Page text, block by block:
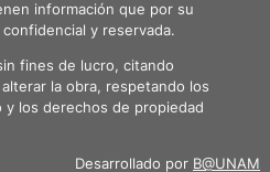
información que por su
y reservada.
fines de lucro, citando
la obra, respetando los
los derechos de propiedad
Desarrollado por B@UNAM